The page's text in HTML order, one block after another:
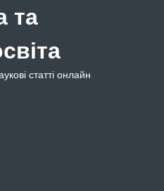
та
статті онлайн